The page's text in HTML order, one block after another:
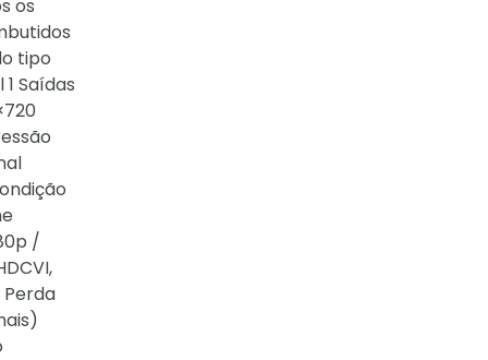
os
tipo
Saídas
/
Perda